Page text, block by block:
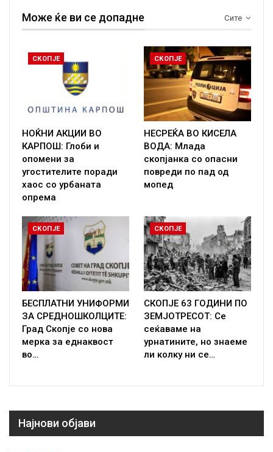
Сите
Може ќе ви се допадне
СКОПЈЕ
НОЌНИ АКЦИИ ВО
КАРПОШ: Глоби и
опомени за
угостителите поради
хаос со урбаната
опрема
СКОПЈЕ
НЕСРЕЌА ВО КИСЕЛА
ВОДА: Млада
скопјанка со опасни
повреди по пад од
мопед
СКОПЈЕ
БЕСПЛАТНИ УНИФОРМИ
ЗА СРЕДНОШКОЛЦИТЕ:
Град Скопје со нова
мерка за еднаквост
во…
СКОПЈЕ
СКОПЈЕ 63 ГОДИНИ ПО
ЗЕМЈОТРЕСОТ: Се
сеќаваме на
урнатините, но знаеме
ли колку ни се…
Најнови објави